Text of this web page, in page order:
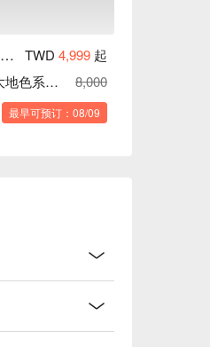
EGO Hair 自我髮藝 內湖館｜藝人網紅名店 TWD 4,999 起
日本納普菈線光手刷染｜以大地色系為主
8,000
最早可预订：08/09